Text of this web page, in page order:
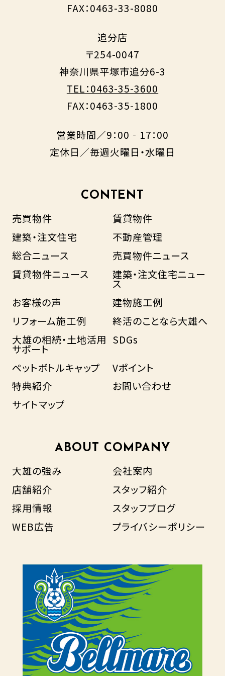
FAX：0463-33-8080
追分店
〒254-0047
神奈川県平塚市追分6-3
TEL：0463-35-3600
FAX：0463-35-1800
営業時間／9：00‐17：00
定休日／毎週火曜日・水曜日
CONTENT
売買物件
賃貸物件
建築・注文住宅
不動産管理
総合ニュース
売買物件ニュース
賃貸物件ニュース
建築・注文住宅ニュー
ス
お客様の声
建物施工例
リフォーム施工例
終活のことなら大雄へ
大雄の相続・土地活用
サポート
SDGs
ペットボトルキャップ
Vポイント
特典紹介
お問い合わせ
サイトマップ
ABOUT COMPANY
大雄の強み
会社案内
店舗紹介
スタッフ紹介
採用情報
スタッフブログ
WEB広告
プライバシーポリシー